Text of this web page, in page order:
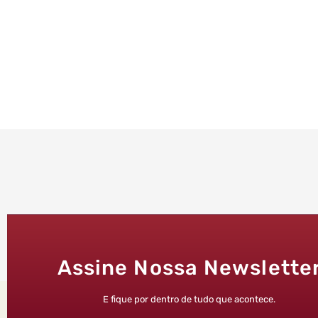
Assine Nossa
E fique por dentro de tudo que acontece.